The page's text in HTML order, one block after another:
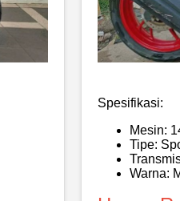
Spesifikasi:
Mesin:
Tipe:
Warna: